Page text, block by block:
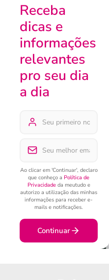
Receba
dicas e
informações
relevantes
pro seu dia
a dia
Ao clicar em 'Continuar', declaro
que conheço a Política de
Privacidadeda meutudo e
autorizo a utilização das minhas
informações para receber e-
mails e notificações.
Continuar